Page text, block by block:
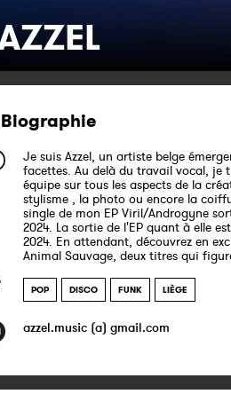
Biographie
Je suis Azzel, un artiste belge
facettes. Au delà du travail vocal, je
équipe sur tous les aspects de la
stylisme , la photo ou encore la
single de mon EP Viril/Androgyne
2024. La sortie de l'EP quant à elle
2024. En attendant, découvrez en
Animal Sauvage, deux titres qui
POP DISCO FUNK LIÈGE
azzel.music (a) gmail.com